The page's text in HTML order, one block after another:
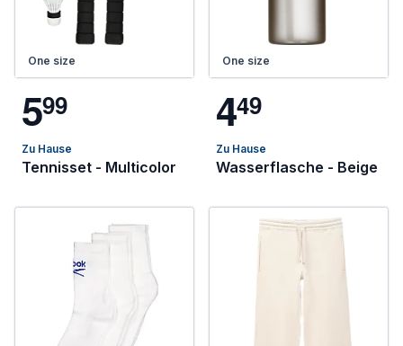
One size
599
Zu Hause
Tennisset - Multicolor
One size
449
Zu Hause
Wasserflasche - Beige